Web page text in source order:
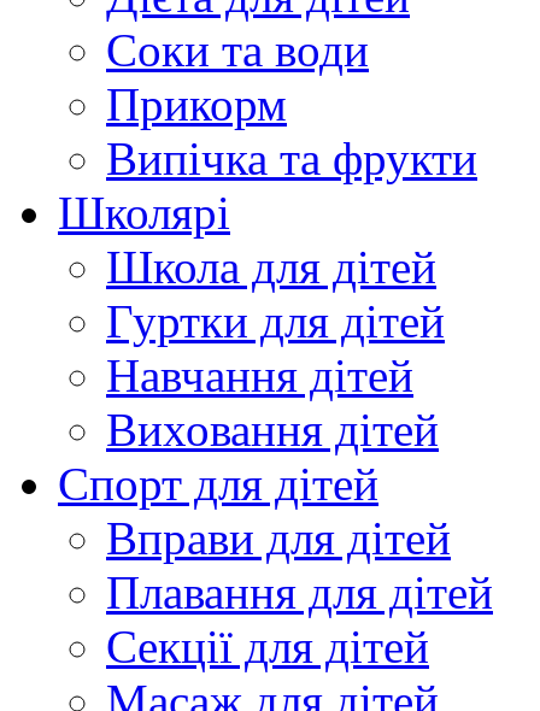
Соки та води
Прикорм
Випічка та фрукти
Школярі
Школа для дітей
Гуртки для дітей
Навчання дітей
Виховання дітей
Спорт для дітей
Вправи для дітей
Плавання для дітей
Секції для дітей